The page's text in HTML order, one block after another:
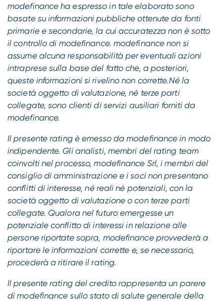
modefinance ha espresso in tale elaborato sono
basate su informazioni pubbliche ottenute da fonti
primarie e secondarie, la cui accuratezza non è sotto
il controllo di modefinance. modefinance non si
assume alcuna responsabilità per eventuali azioni
intraprese sulla base del fatto che, a posteriori,
queste informazioni si rivelino non corrette.Né la
società oggetto di valutazione, né terze parti
collegate, sono clienti di servizi ausiliari forniti da
modefinance.
Il presente rating è emesso da modefinance in modo
indipendente. Gli analisti, membri del rating team
coinvolti nel processo, modefinance Srl, i membri del
consiglio di amministrazione e i soci non presentano
conflitti di interesse, né reali né potenziali, con la
società oggetto di valutazione o con terze parti
collegate. Qualora nel futuro emergesse un
potenziale conflitto di interessi in relazione alle
persone riportate sopra, modefinance provvederà a
riportare le informazioni corrette e, se necessario,
procederà a ritirare il rating.
Il presente rating del credito rappresenta un parere
di modefinance sullo stato di salute generale della